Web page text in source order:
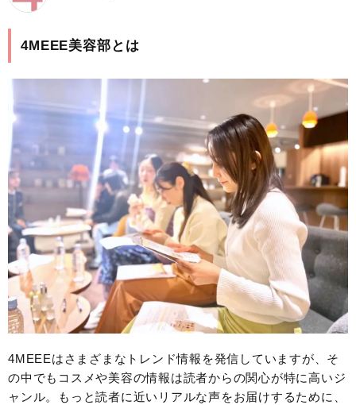
4MEEE美容部とは
4MEEEはさまざまなトレンド情報を発信していますが、そ
の中でもコスメや美容の情報は読者からの関心が特に高いジ
ャンル。もっと読者に近いリアルな声をお届けするために、